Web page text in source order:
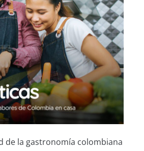
de la gastronomía colombiana